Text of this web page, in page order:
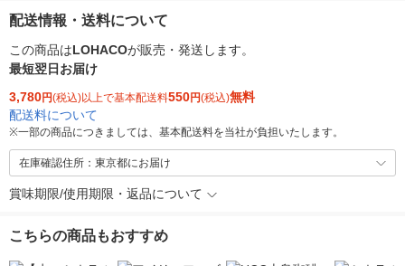
配送情報・送料について
この商品はLOHACOが販売・発送します。
最短翌日お届け
3,780円(税込)以上で基本配送料550円(税込)無料
配送料について
※一部の商品につきましては、基本配送料を当社が負担いたします。
在庫確認住所：東京都にお届け
賞味期限/使用期限・返品について
こちらの商品もおすすめ